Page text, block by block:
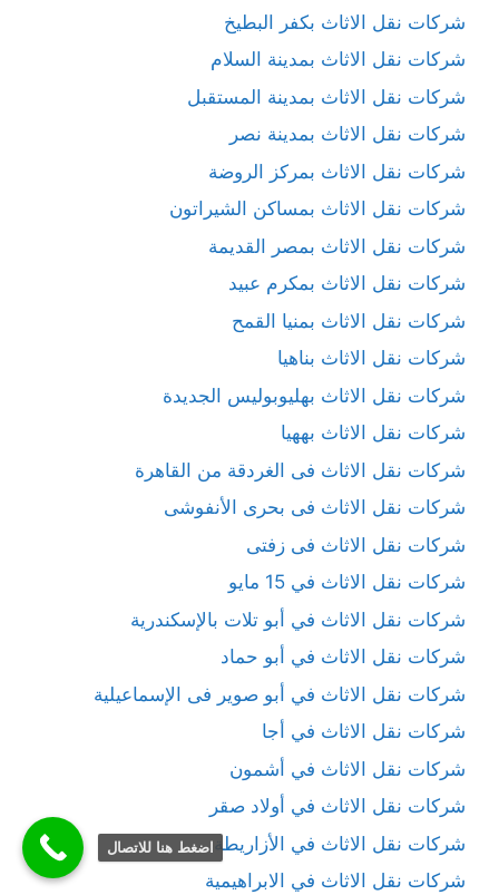
شركات نقل الاثاث بكفر البطيخ
شركات نقل الاثاث بمدينة السلام
شركات نقل الاثاث بمدينة المستقبل
شركات نقل الاثاث بمدينة نصر
شركات نقل الاثاث بمركز الروضة
شركات نقل الاثاث بمساكن الشيراتون
شركات نقل الاثاث بمصر القديمة
شركات نقل الاثاث بمكرم عبيد
شركات نقل الاثاث بمنيا القمح
شركات نقل الاثاث بناهيا
شركات نقل الاثاث بهليوبوليس الجديدة
شركات نقل الاثاث بههيا
شركات نقل الاثاث فى الغردقة من القاهرة
شركات نقل الاثاث فى بحرى الأنفوشى
شركات نقل الاثاث فى زفتى
شركات نقل الاثاث في 15 مايو
شركات نقل الاثاث في أبو تلات بالإسكندرية
شركات نقل الاثاث في أبو حماد
شركات نقل الاثاث في أبو صوير فى الإسماعيلية
شركات نقل الاثاث في أجا
شركات نقل الاثاث في أشمون
شركات نقل الاثاث في أولاد صقر
شركات نقل الاثاث في الأزاريطة
شركات نقل الاثاث في الابراهيمية
اضغط هنا للاتصال